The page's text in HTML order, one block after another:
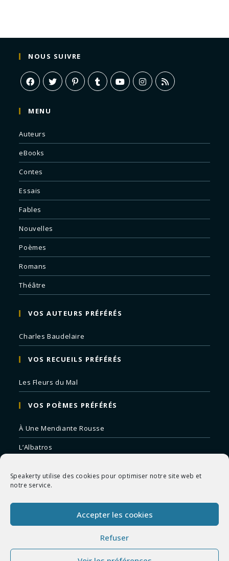
Speakerty utilise des cookies pour optimiser notre site web et
notre service.
Accepter les cookies
Refuser
NOUS SUIVRE
MENU
Auteurs
eBooks
Contes
Essais
Fables
Nouvelles
Poèmes
Romans
Théâtre
VOS AUTEURS PRÉFÉRÉS
Charles Baudelaire
VOS RECUEILS PRÉFÉRÉS
Les Fleurs du Mal
VOS POÈMES PRÉFÉRÉS
À Une Mendiante Rousse
L’Albatros
Remords Posthume
La Mort des Artistes